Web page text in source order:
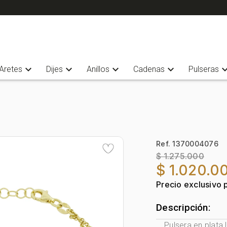
expand_more Dijes expand_more Anillos expand_more Cadenas expand_more Pulseras
Ref. 1370004076
$ 1.275.000
$
Precio exclusivo
Descripción: